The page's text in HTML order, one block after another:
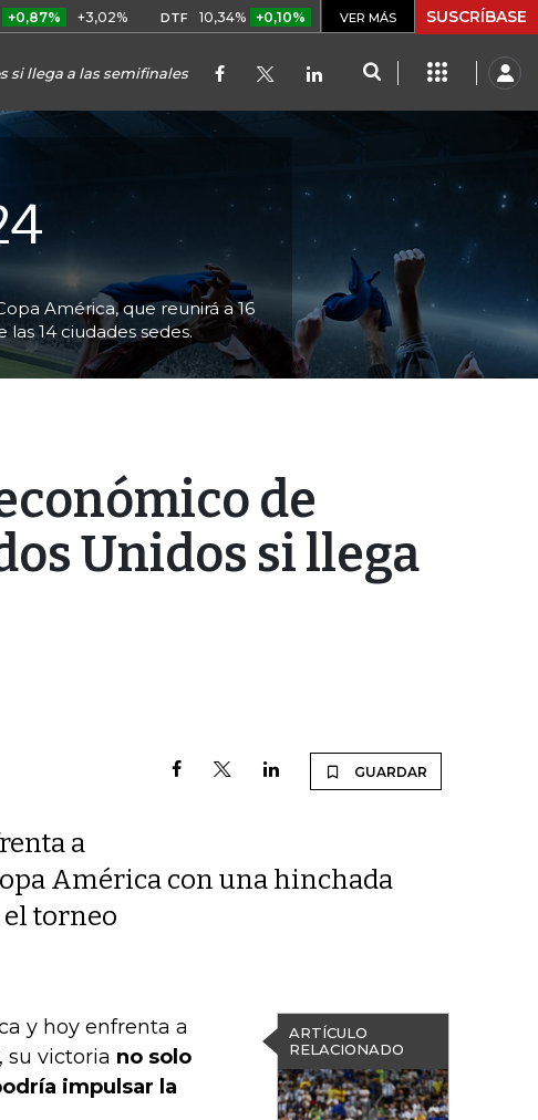
+3,02% DTF 10,34% +0,10% +0,98% UVR $ 416,96 +$ 0,05
VER MÁS SUSCRÍBASE
si llega a las semifinales
América, que reunirá a 16
14 ciudades sedes.
de
Unidos si llega
GUARDAR
a
América con una hinchada
el torneo
ARTÍCULO
RELACIONADO
y hoy enfrenta a
su victoria no solo
impulsar la